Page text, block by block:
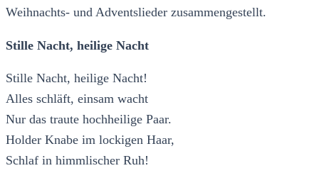
Weihnachts- und Adventslieder zusammengestellt.
Stille Nacht, heilige Nacht
Stille Nacht, heilige Nacht!
Alles schläft, einsam wacht
Nur das traute hochheilige Paar.
Holder Knabe im lockigen Haar,
Schlaf in himmlischer Ruh!